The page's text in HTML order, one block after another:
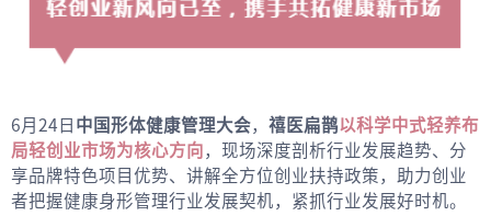
6月24日 中国形体健康管理大会， 禧医扁鹊以科学中式轻养布
局轻创业市场为核心方向，现场深度剖析行业发展趋势、分
享品牌特色项目优势、讲解全方位创业扶持政策，助力创业
者把握健康身形管理行业发展契机，紧抓行业发展好时机。